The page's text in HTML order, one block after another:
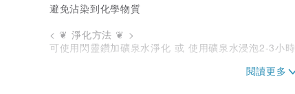
避免沾染到化學物質
< ❦ 淨化方法 ❦ >
可使用閃靈鑽加礦泉水淨化 或 使用礦泉水浸泡2-3小時